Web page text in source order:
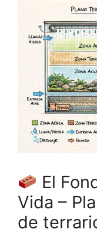
El
Vida –
de